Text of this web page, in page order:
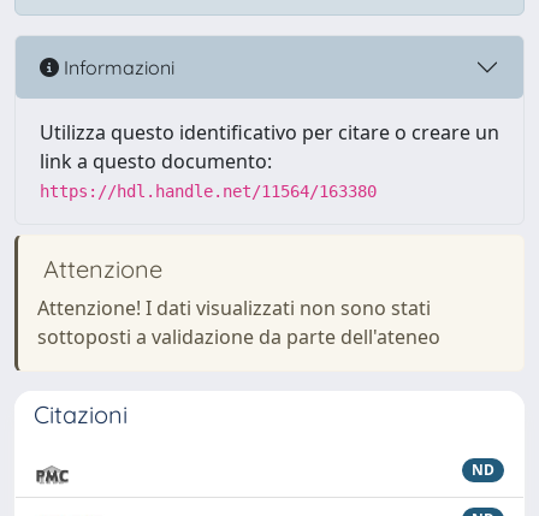
Informazioni
Utilizza questo identificativo per citare o creare un
link a questo documento:
https://hdl.handle.net/11564/163380
Attenzione
Attenzione! I dati visualizzati non sono stati
sottoposti a validazione da parte dell'ateneo
Citazioni
ND